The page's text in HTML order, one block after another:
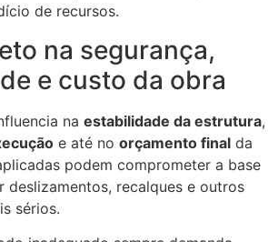
de recursos.
na segurança,
e custo da obra
na estabilidade da estrutura,
e até no orçamento final da
podem comprometer a base
deslizamentos, recalques e outros
sérios.